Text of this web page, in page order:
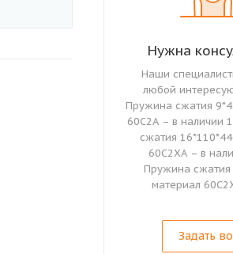
Нужна
Наши
любой
Пружина сжатия
60С2А – в наличии
сжатия
60С2ХА – в
Пружина сжатия
материал
Задать